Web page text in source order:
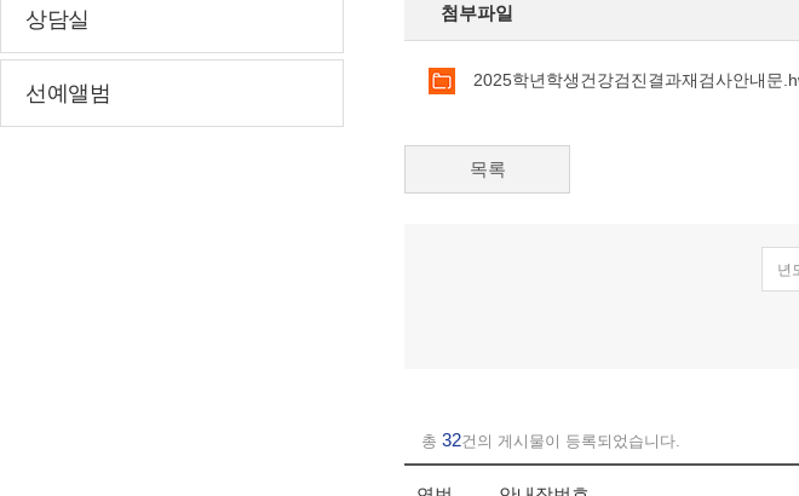
상담실
선예앨범
첨부파일
2025학년학생건강검진결과재검사안내문
목록
총 32건의 게시물이 등록되었습니다.